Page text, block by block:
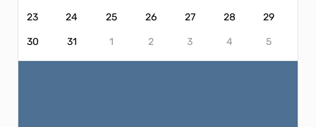
23 24 25 26 27 28 29
30 31 1 2 3 4 5